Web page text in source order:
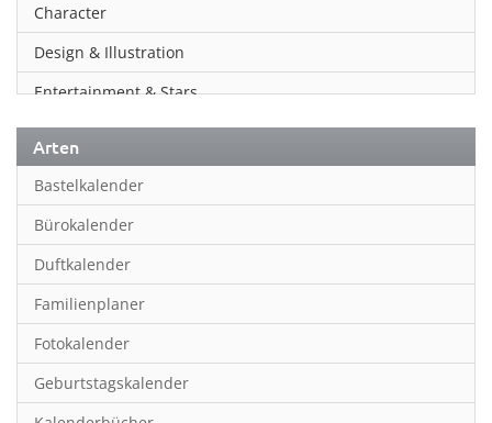
Character
Design & Illustration
Entertainment & Stars
Erotik
Essen & Trinken
Familienplaner
Fantasy
Film
Fotokunst
Frauen
Fußball
Arten
Bastelkalender
Bürokalender
Duftkalender
Familienplaner
Fotokalender
Geburtstagskalender